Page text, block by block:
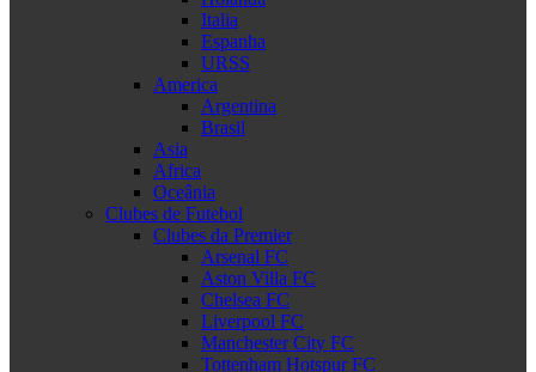
Italia
Espanha
URSS
America
Argentina
Brasil
Asia
Africa
Oceânia
Clubes de Futebol
Clubes da Premier
Arsenal FC
Aston Villa FC
Chelsea FC
Liverpool FC
Manchester City FC
Tottenham Hotspur FC